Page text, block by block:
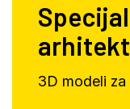
3D modeli za